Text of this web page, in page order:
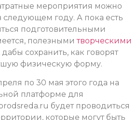
мероприятия можно
следующем году. А пока есть
подготовительными
полезнымитворческими
дабы сохранить, как говорят
физическую форму.
по 30 мая этого года на
платформе для
будет проводиться
которые могут быть